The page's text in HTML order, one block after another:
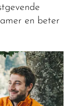
en beter